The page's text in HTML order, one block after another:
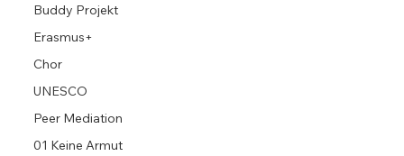
Buddy Projekt
Erasmus+
Chor
UNESCO
Peer Mediation
01 Keine Armut